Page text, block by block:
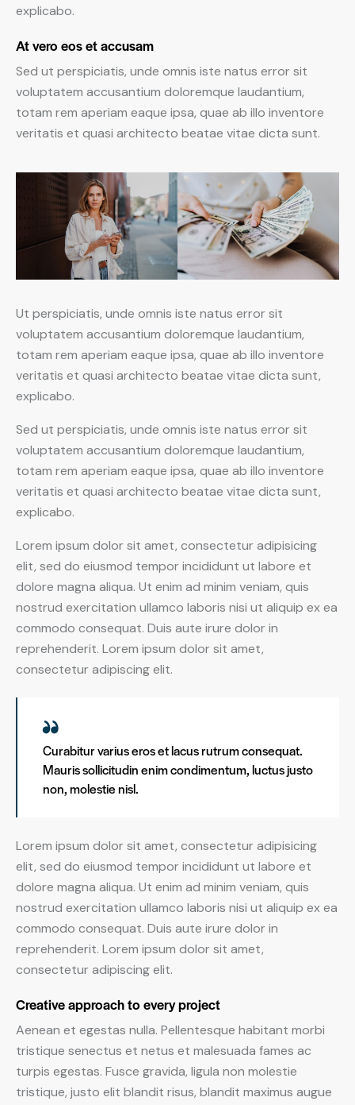
explicabo.
At vero eos et accusam
Sed ut perspiciatis, unde omnis iste natus error sit
voluptatem accusantium doloremque laudantium,
totam rem aperiam eaque ipsa, quae ab illo inventore
veritatis et quasi architecto beatae vitae dicta sunt.
Ut perspiciatis, unde omnis iste natus error sit
voluptatem accusantium doloremque laudantium,
totam rem aperiam eaque ipsa, quae ab illo inventore
veritatis et quasi architecto beatae vitae dicta sunt,
explicabo.
Sed ut perspiciatis, unde omnis iste natus error sit
voluptatem accusantium doloremque laudantium,
totam rem aperiam eaque ipsa, quae ab illo inventore
veritatis et quasi architecto beatae vitae dicta sunt,
explicabo.
Lorem ipsum dolor sit amet, consectetur adipisicing
elit, sed do eiusmod tempor incididunt ut labore et
dolore magna aliqua. Ut enim ad minim veniam, quis
nostrud exercitation ullamco laboris nisi ut aliquip ex ea
commodo consequat. Duis aute irure dolor in
reprehenderit. Lorem ipsum dolor sit amet,
consectetur adipiscing elit.
Curabitur varius eros et lacus rutrum consequat.
Mauris sollicitudin enim condimentum, luctus justo
non, molestie nisl.
Lorem ipsum dolor sit amet, consectetur adipisicing
elit, sed do eiusmod tempor incididunt ut labore et
dolore magna aliqua. Ut enim ad minim veniam, quis
nostrud exercitation ullamco laboris nisi ut aliquip ex ea
commodo consequat. Duis aute irure dolor in
reprehenderit. Lorem ipsum dolor sit amet,
consectetur adipiscing elit.
Creative approach to every project
Aenean et egestas nulla. Pellentesque habitant morbi
tristique senectus et netus et malesuada fames ac
turpis egestas. Fusce gravida, ligula non molestie
tristique, justo elit blandit risus, blandit maximus augue